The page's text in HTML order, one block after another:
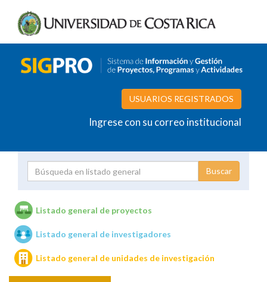
USUARIOS REGISTRADOS
Ingrese con su correo institucional
Unidades de investigación
Listado general de proyectos
Listado general de investigadores
Listado general de unidades de investigación